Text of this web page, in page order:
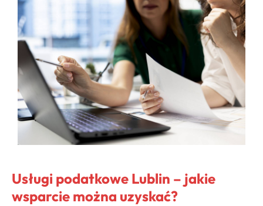
Usługi podatkowe Lublin – jakie
wsparcie można uzyskać?